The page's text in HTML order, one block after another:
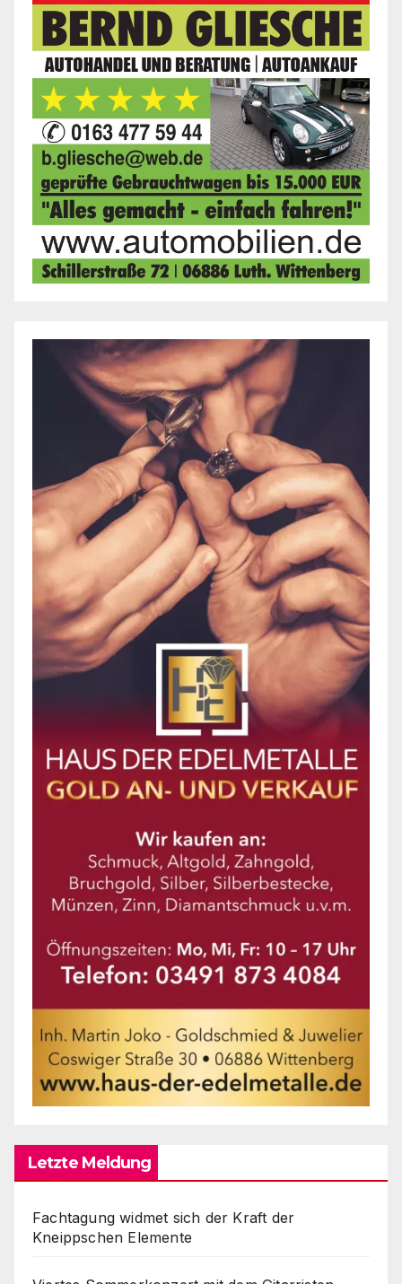
Letzte Meldung
Fachtagung widmet sich der Kraft der
Kneippschen Elemente